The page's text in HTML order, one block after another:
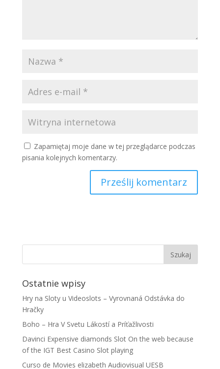
Zapamiętaj moje dane w tej przeglądarce podczas
pisania kolejnych komentarzy.
Ostatnie wpisy
Hry na Sloty u Videoslots – Vyrovnaná Odstávka do
Hračky
Boho – Hra V Svetu Lákostí a Príťažlivosti
Davinci Expensive diamonds Slot On the web because
of the IGT Best Casino Slot playing
Curso de Movies elizabeth Audiovisual UESB